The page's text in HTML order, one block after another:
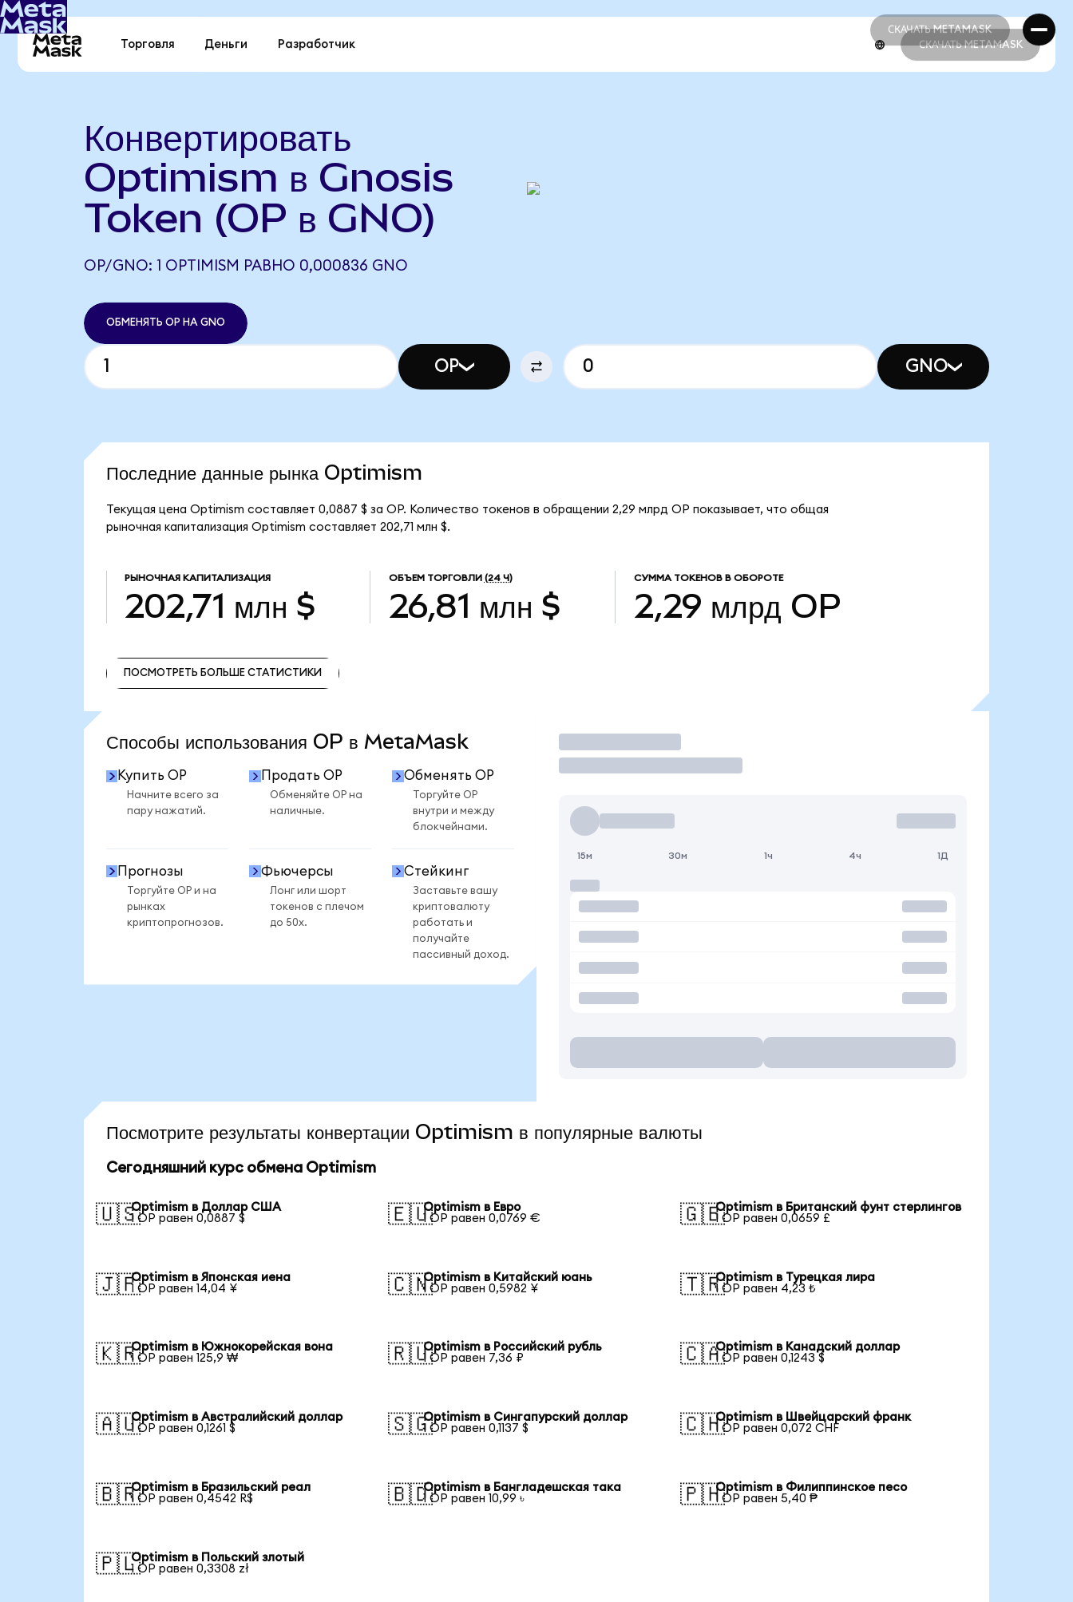
СКАЧАТЬ METAMASK
СКАЧАТЬ METAMASK
Торговля Деньги Разработчик СКАЧАТЬ METAMASK
Конвертировать
Optimism в Gnosis
Token (OP в GNO)
OP/GNO: 1 OPTIMISM РАВНО 0,000836 GNO
ОБМЕНЯТЬ OP НА GNO
OP GNO
Последние данные рынка Optimism
Текущая цена Optimism составляет 0,0887 $ за OP. Количество токенов в обращении 2,29 млрд OP показывает, что общая
рыночная капитализация Optimism составляет 202,71 млн $.
РЫНОЧНАЯ КАПИТАЛИЗАЦИЯ
202,71 млн $
ОБЪЕМ ТОРГОВЛИ (24 Ч)
26,81 млн $
СУММА ТОКЕНОВ В ОБОРОТЕ
2,29 млрд OP
ПОСМОТРЕТЬ БОЛЬШЕ СТАТИСТИКИ
Способы использования OP в MetaMask
Купить OP
Начните всего за
пару нажатий.
Продать OP
Обменяйте OP на
наличные.
Обменять OP
Торгуйте OP
внутри и между
блокчейнами.
Прогнозы
Торгуйте OP и на
рынках
криптопрогнозов.
Фьючерсы
Лонг или шорт
токенов с плечом
до 50x.
Стейкинг
Заставьте вашу
криптовалюту
работать и
получайте
пассивный доход.
Торговать
15м 30м 1ч 4ч 1Д
Посмотрите результаты конвертации Optimism в популярные валюты
Сегодняшний курс обмена Optimism
🇺🇸Optimism в Доллар США
1 OP равен 0,0887 $
🇪🇺Optimism в Евро
1 OP равен 0,0769 €
🇬🇧Optimism в Британский фунт стерлингов
1 OP равен 0,0659 £
🇯🇵Optimism в Японская иена
1 OP равен 14,04 ¥
🇨🇳Optimism в Китайский юань
1 OP равен 0,5982 ¥
🇹🇷Optimism в Турецкая лира
1 OP равен 4,23 ₺
🇰🇷Optimism в Южнокорейская вона
1 OP равен 125,9 ₩
🇷🇺Optimism в Российский рубль
1 OP равен 7,36 ₽
🇨🇦Optimism в Канадский доллар
1 OP равен 0,1243 $
🇦🇺Optimism в Австралийский доллар
1 OP равен 0,1261 $
🇸🇬Optimism в Сингапурский доллар
1 OP равен 0,1137 $
🇨🇭Optimism в Швейцарский франк
1 OP равен 0,072 CHF
🇧🇷Optimism в Бразильский реал
1 OP равен 0,4542 R$
🇧🇩Optimism в Бангладешская така
1 OP равен 10,99 ৳
🇵🇭Optimism в Филиппинское песо
1 OP равен 5,40 ₱
🇵🇱Optimism в Польский злотый
1 OP равен 0,3308 zł